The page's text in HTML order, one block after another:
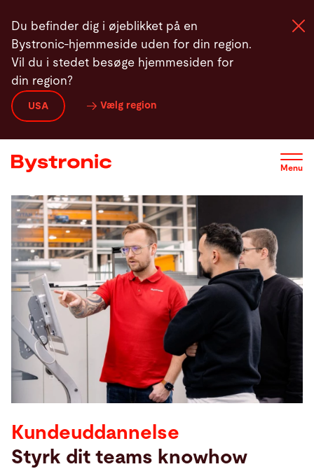
hovedindhold
Du befinder dig i øjeblikket på en
Bystronic-hjemmeside uden for din region.
Vil du i stedet besøge hjemmesiden for
din region?
USA Vælg region
Menu
Maskiner og Software
Service
Newsroom
Virksomhed
Søg
Frankrig · Danish Kontakt myBystronic
Kundeuddannelse
Styrk dit teams knowhow